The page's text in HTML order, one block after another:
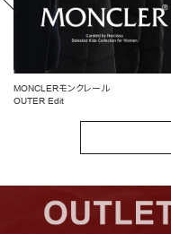
クレール
デイ